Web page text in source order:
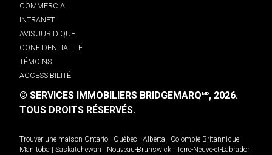
COMMERCIAL
INTRANET
AVIS JURIDIQUE
CONFIDENTIALITÉ
TÉMOINS
ACCESSIBILITÉ
© SERVICES IMMOBILIERS BRIDGEMARQMD, 2026.
TOUS DROITS RÉSERVÉS.
Trouver une maison Ontario Québec Alberta Colombie-Britannique
Manitoba
Saskatchewan Nouveau-Brunswick
Terre-Neuve-et-Labrador